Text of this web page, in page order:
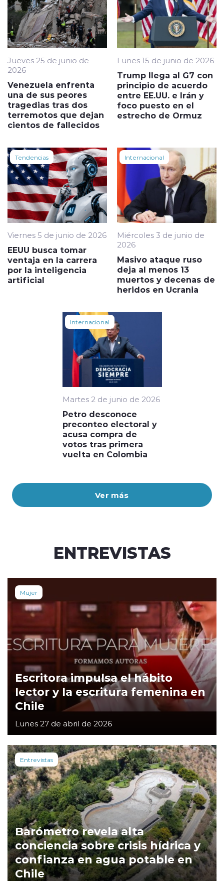
Ver más
Jueves 25 de junio de
2026
Venezuela enfrenta
una de sus peores
tragedias tras dos
terremotos que dejan
cientos de fallecidos
Lunes 15 de junio de 2026
Trump llega al G7 con
principio de acuerdo
entre EE.UU. e Irán y
foco puesto en el
estrecho de Ormuz
Tendencias
Viernes 5 de junio de 2026
EEUU busca tomar
ventaja en la carrera
por la inteligencia
artificial
Internacional
Miércoles 3 de junio de
2026
Masivo ataque ruso
deja al menos 13
muertos y decenas de
heridos en Ucrania
Internacional
Martes 2 de junio de 2026
Petro desconoce
preconteo electoral y
acusa compra de
votos tras primera
vuelta en Colombia
ENTREVISTAS
Mujer
Escritora impulsa el hábito
lector y la escritura femenina en
Chile
Lunes 27 de abril de 2026
Entrevistas
Barómetro revela alta
conciencia sobre crisis hídrica y
confianza en agua potable en
Chile